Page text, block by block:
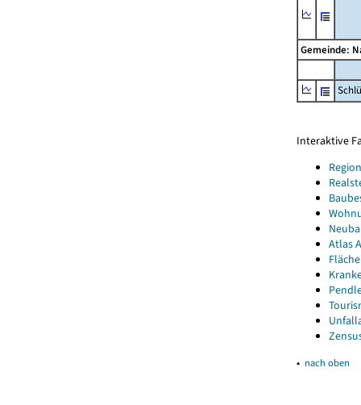
Gemeinde:
Interaktive
Atlas
▴ nach oben